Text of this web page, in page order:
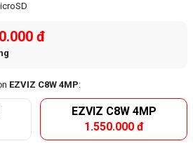
đ
EZVIZ C8W 4MP:
EZVIZ C8W 4MP
1.550.000 đ